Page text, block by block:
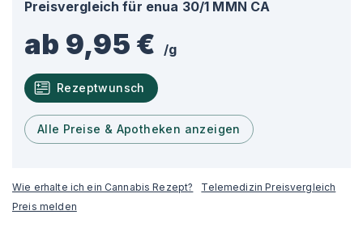
Preisvergleich für enua 30/1 MMN CA
ab 9,95 € /g
Rezeptwunsch
Alle Preise & Apotheken anzeigen
Wie erhalte ich ein Cannabis Rezept?
Telemedizin Preisvergleich
Preis melden